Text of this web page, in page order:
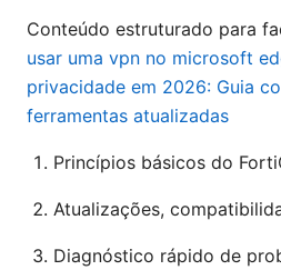
Conteúdo estruturado para
usar uma vpn no microsoft
privacidade em 2026: Guia
ferramentas atualizadas
Princípios básicos do
Atualizações,
Diagnóstico rápido de